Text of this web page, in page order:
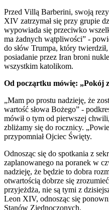
Przed Villą Barberini, swoją
XIV zatrzymał się przy grupie
wypowiada się przeciwko
ma żadnych wątpliwości” -
do słów Trumpa, który
posiadanie przez Iran broni
wszystkim katolikom.
Od począrtku mówię: „Pokój
„Mam po prostu nadzieję, że
wartość słowa Bożego” -
mówił o tym od pierwszej
zbliżamy się do rocznicy.
przypomniał Ojciec Święty.
Odnosząc się do spotkania z
zaplanowanego na poranek w
nadzieję, że będzie to dobra
otwartością dobrze się
przyjeżdża, nie są tymi z
Leon XIV, odnosząc się
Stanów Zjednoczonych.